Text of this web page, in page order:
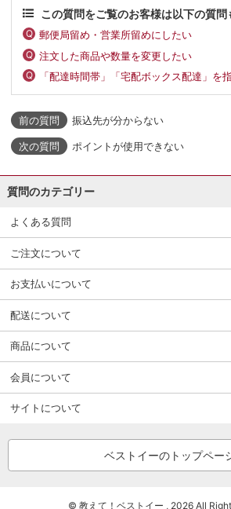
この質問をご覧のお客様は以下の質
郵便局留め・営業所留めにしたい
注文した商品や数量を変更したい
「配達時間帯」「宅配ボックス配達」を
振込先が分からない
ポイントが使用できない
質問のカテゴリー
よくある質問
ご注文について
お支払いについて
配送について
商品について
会員について
サイトについて
ベストイーのトップペー
© 教えて！ベストイー , 2026 All